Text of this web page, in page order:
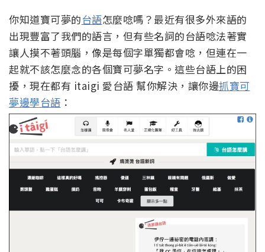
你知道寶可夢的台語怎麼唸嗎？最近有很多外來語的
出現豐富了我們的語言，但有些名詞的台語唸法著實
讓人摸不著頭腦，像是每個字單獨都會唸，但連在一
起就不該怎麼念的各個寶可夢名字。這些台語上的困
擾，現在都有 itaigi 愛台語 幫你解決，讓你邊抓寶可
夢邊學台語 ：